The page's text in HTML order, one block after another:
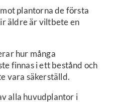
plantorna de första
äldre är viltbete en
hur många
finnas i ett bestånd och
vara säkerställd.
alla huvudplantor i